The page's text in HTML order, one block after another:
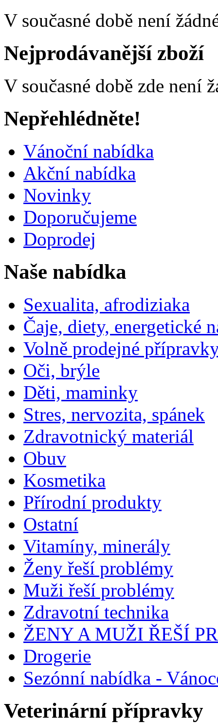
V současné době není
Nejprodávanější zboží
V současné době zde není
Nepřehlédněte!
Vánoční nabídka
Akční nabídka
Novinky
Doporučujeme
Doprodej
Naše nabídka
Sexualita, afrodiziaka
Čaje, diety, energetické
Volně prodejné
Oči, brýle
Děti, maminky
Stres, nervozita, spánek
Zdravotnický materiál
Obuv
Kosmetika
Přírodní produkty
Ostatní
Vitamíny, minerály
Ženy řeší problémy
Muži řeší problémy
Zdravotní technika
ŽENY A MUŽI ŘEŠÍ
Drogerie
Sezónní nabídka -
Veterinární přípravky